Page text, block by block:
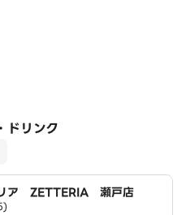
ドリンク
ア ZETTERIA 瀬戸店